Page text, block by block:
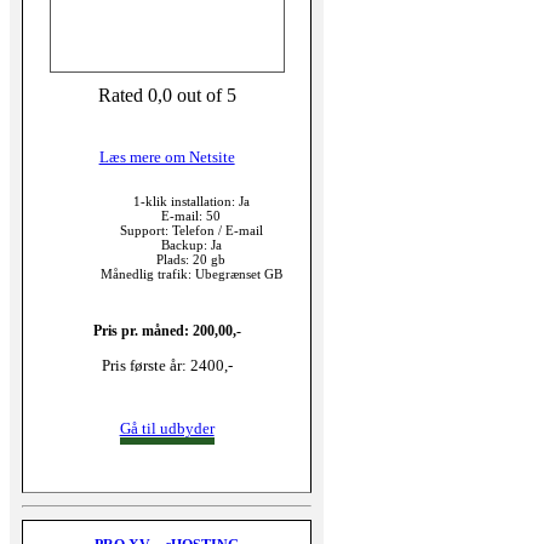
Rated 0,0 out of 5
Læs mere om Netsite
1-klik installation: Ja
E-mail: 50
Support: Telefon / E-mail
Backup: Ja
Plads: 20 gb
Månedlig trafik: Ubegrænset GB
Pris pr. måned: 200,00,-
Pris første år: 2400,-
Gå til udbyder